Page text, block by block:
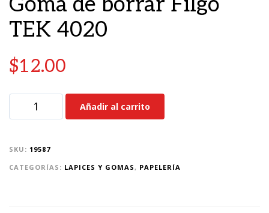
TEK 4020
$12.00
Añadir al carrito
SKU: 19587
CATEGORÍAS: LAPICES Y GOMAS, PAPELERÍA